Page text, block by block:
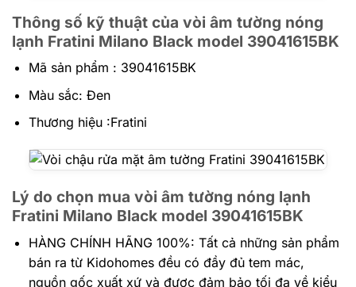
Thông số kỹ thuật của vòi âm tường nóng
lạnh Fratini Milano Black model 39041615BK
Mã sản phẩm : 39041615BK
Màu sắc: Đen
Thương hiệu :Fratini
Lý do chọn mua vòi âm tường nóng lạnh
Fratini Milano Black model 39041615BK
HÀNG CHÍNH HÃNG 100%: Tất cả những sản phẩm
bán ra từ Kidohomes đều có đầy đủ tem mác,
nguồn gốc xuất xứ và được đảm bảo tối đa về kiểu